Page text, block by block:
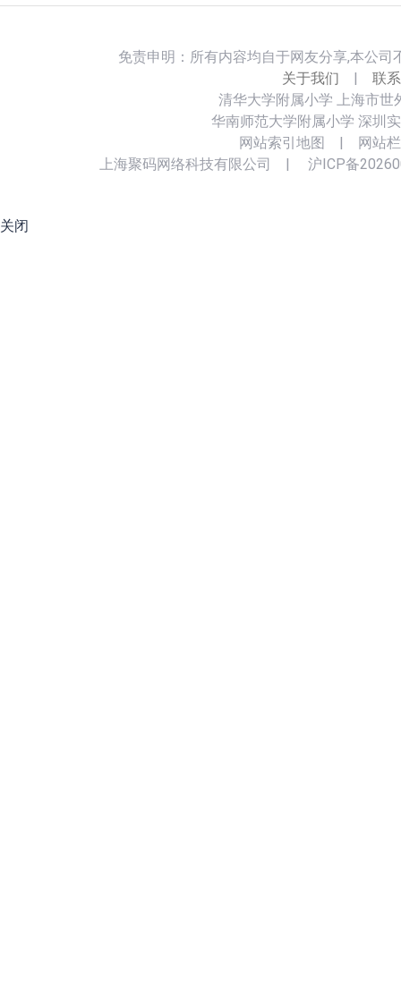
免责申明：所有内容均自于网友分享,本公
关于我们
联
清华大学附属小学 上海市世
华南师范大学附属小学 深圳
网站索引地图
网站
上海聚码网络科技有限公司
沪ICP备
关闭